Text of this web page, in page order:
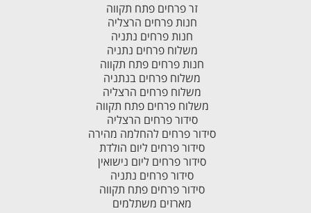
זר פרחים פתח תקווה
חנות פרחים הרצליה
חנות פרחים נתניה
משלוח פרחים נתניה
חנות פרחים פתח תקווה
משלוח פרחים בנתניה
משלוח פרחים הרצליה
משלוח פרחים פתח תקווה
סידור פרחים הרצליה
סידור פרחים להחלמה מהירה
סידור פרחים ליום הולדת
סידור פרחים ליום נישואין
סידור פרחים נתניה
סידור פרחים פתח תקווה
מארזים משתלמים